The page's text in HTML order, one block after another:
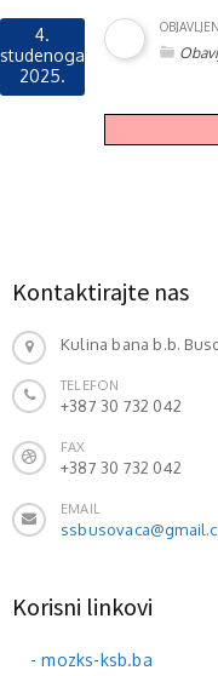
4.
studenoga
2025.
Kontaktirajte nas
Kulina bana b.b.
TELEFON
+387 30 732 042
FAX
+387 30 732 042
EMAIL
Korisni linkovi
- mozks-ksb.ba